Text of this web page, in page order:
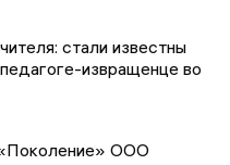
стали известны
извращенце во
ООО